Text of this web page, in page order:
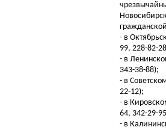
- в
99, 228-82-
- в
343-38-88);
- в
22-12);
- в
64, 342-29-
- в